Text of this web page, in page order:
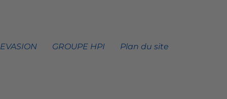
GROUPE HPI Plan du site